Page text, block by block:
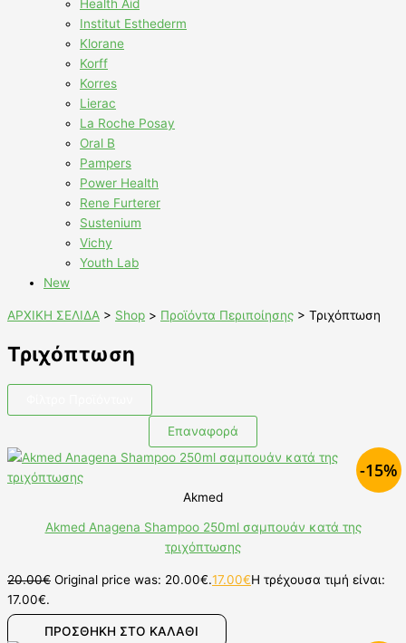
Health Aid
Institut Esthederm
Klorane
Korff
Korres
Lierac
La Roche Posay
Oral B
Pampers
Power Health
Rene Furterer
Sustenium
Vichy
Youth Lab
New
ΑΡΧΙΚΗ ΣΕΛΙΔΑ > Shop > Προϊόντα Περιποίησης > Τριχόπτωση
Τριχόπτωση
Επαναφορά
-15%
Akmed
Akmed Anagena Shampoo 250ml σαμπουάν κατά της
τριχόπτωσης
20.00€ Original price was: 20.00€.17.00€Η τρέχουσα τιμή είναι:
17.00€.
ΠΡΟΣΘΉΚΗ ΣΤΟ ΚΑΛΆΘΙ